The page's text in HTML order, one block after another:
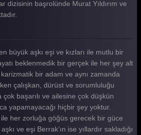
16. Bölüm
15. Bölüm
14. Bölüm
13. Bölüm
12. Bölüm
11. Bölüm
10. Bölüm
dizisinin başrolünde Murat Yıldırım ve
büyük aşkı eşi ve kızları ile mutlu bir
beklenmedik bir gerçek ile her şey alt
karizmatik bir adam ve aynı zamanda
çalışkan, dürüst ve sorumluluğu
başarılı ve ailesine çok düşkün
yapamayacağı hiçbir şey yoktur.
ile her zorluğa göğüs gerecek bir güce
ve eşi Berrak’ın ise yıllardır sakladığı